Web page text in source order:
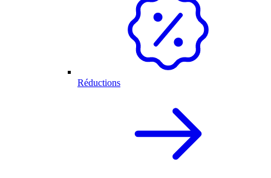
Réductions